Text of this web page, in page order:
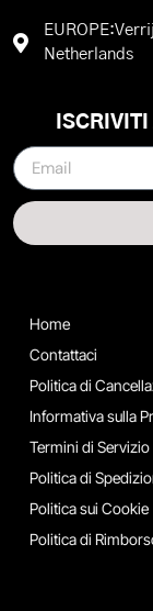
Netherlands
Home
Contattaci
Politica di
Informativa sulla
Termini di Servizio
Politica di
Politica sui Cookie
Politica di